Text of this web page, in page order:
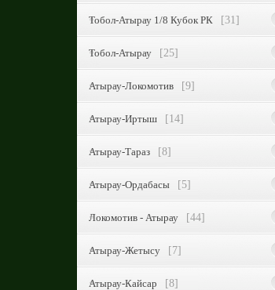
Тобол-Атырау 1/8 Кубок РК [31]
Тобол-Атырау [25]
Атырау-Локомотив [9]
Атырау-Иртыш [14]
Атырау-Тараз [8]
Атырау-Ордабасы [5]
Локомотив - Атырау [44]
Атырау-Жетысу [7]
Атырау-Кайсар [8]